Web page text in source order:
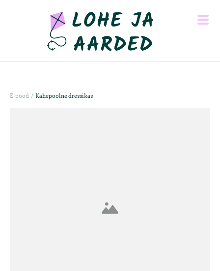
E-pood / Kahepoolne dressikas